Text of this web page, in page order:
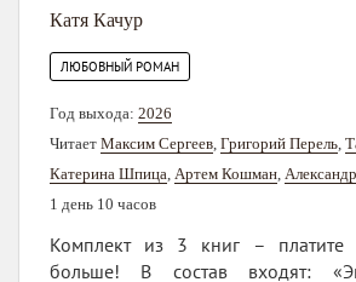
Катя Качур
ЛЮБОВНЫЙ РОМАН
Год выхода: 2026
Читает Максим Сергеев Григорий Перель
Катерина Шпица Артем Кошман
1 день 10 часов
Комплект из 3 книг – платите
больше! В состав входят: